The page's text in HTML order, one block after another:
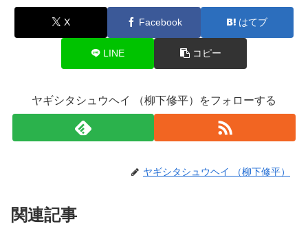
X Facebook はてブ
LINE コピー
ヤギシタシュウヘイ （柳下修平）をフォローする
ヤギシタシュウヘイ （柳下修平）
関連記事